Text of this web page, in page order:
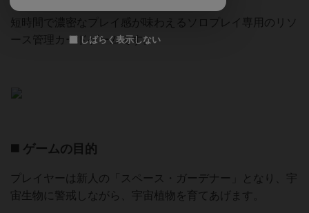
短時間で濃密なプレイ感が味わえるソロプレイ専用のリソ
ース管理カードゲームです。
◼️ ゲームの目的
プレイヤーは新人の「スペース・ガーデナー」となり、宇
宙生物に警戒しながら、宇宙植物を育てあげます。
しばらく表示しない